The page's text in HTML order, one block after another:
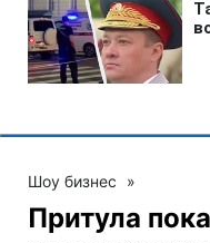
Шоу бизнес »
Притула